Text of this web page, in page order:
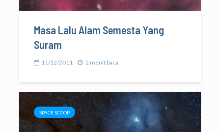
Masa Lalu Alam Semesta Yang
Suram
11/12/2011 2 menit baca
SPACE SCOOP